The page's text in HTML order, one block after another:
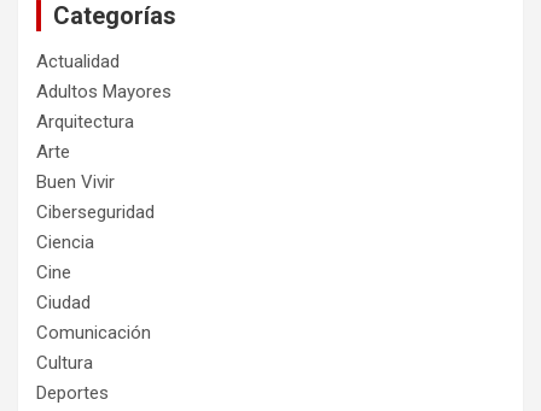
Categorías
Actualidad
Adultos Mayores
Arquitectura
Arte
Buen Vivir
Ciberseguridad
Ciencia
Cine
Ciudad
Comunicación
Cultura
Deportes